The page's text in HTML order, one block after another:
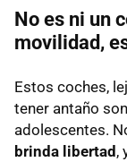
No es ni un
movilidad,
Estos coches,
tener antaño
adolescentes.
brinda libertad,